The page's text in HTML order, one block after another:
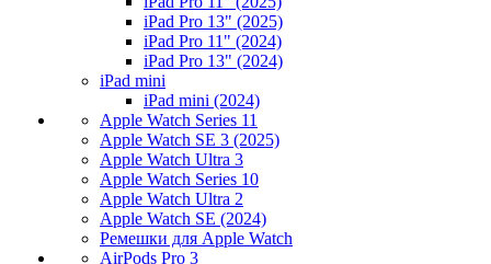
iPad Pro 13" (2025)
iPad Pro 11" (2024)
iPad Pro 13" (2024)
iPad mini
iPad mini (2024)
Apple Watch Series 11
Apple Watch SE 3 (2025)
Apple Watch Ultra 3
Apple Watch Series 10
Apple Watch Ultra 2
Apple Watch SE (2024)
Ремешки для Apple Watch
AirPods Pro 3